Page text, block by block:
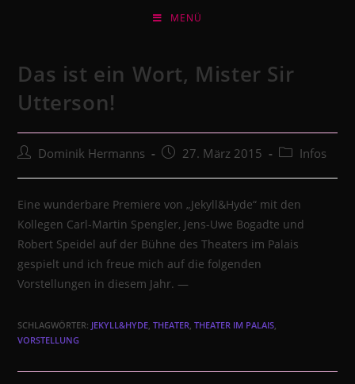
MENÜ
Das ist ein Wort, Mister Sir
Utterson!
Beitrags-
Dominik Hermanns
Beitrag27. März 2015
Beitrags-
Infos
Eine wunderbare Premiere von „Jekyll&Hyde“ mit den
Kollegen Carl-Martin Spengler, Jens-Uwe Bogadte und
Robert Speidel auf der Bühne des Theaters im Palais
gespielt und ich freue mich auf die folgenden
Vorstellungen in diesem Jahr. —
SCHLAGWÖRTER: JEKYLL&HYDE, THEATER, THEATER IM PALAIS,
VORSTELLUNG